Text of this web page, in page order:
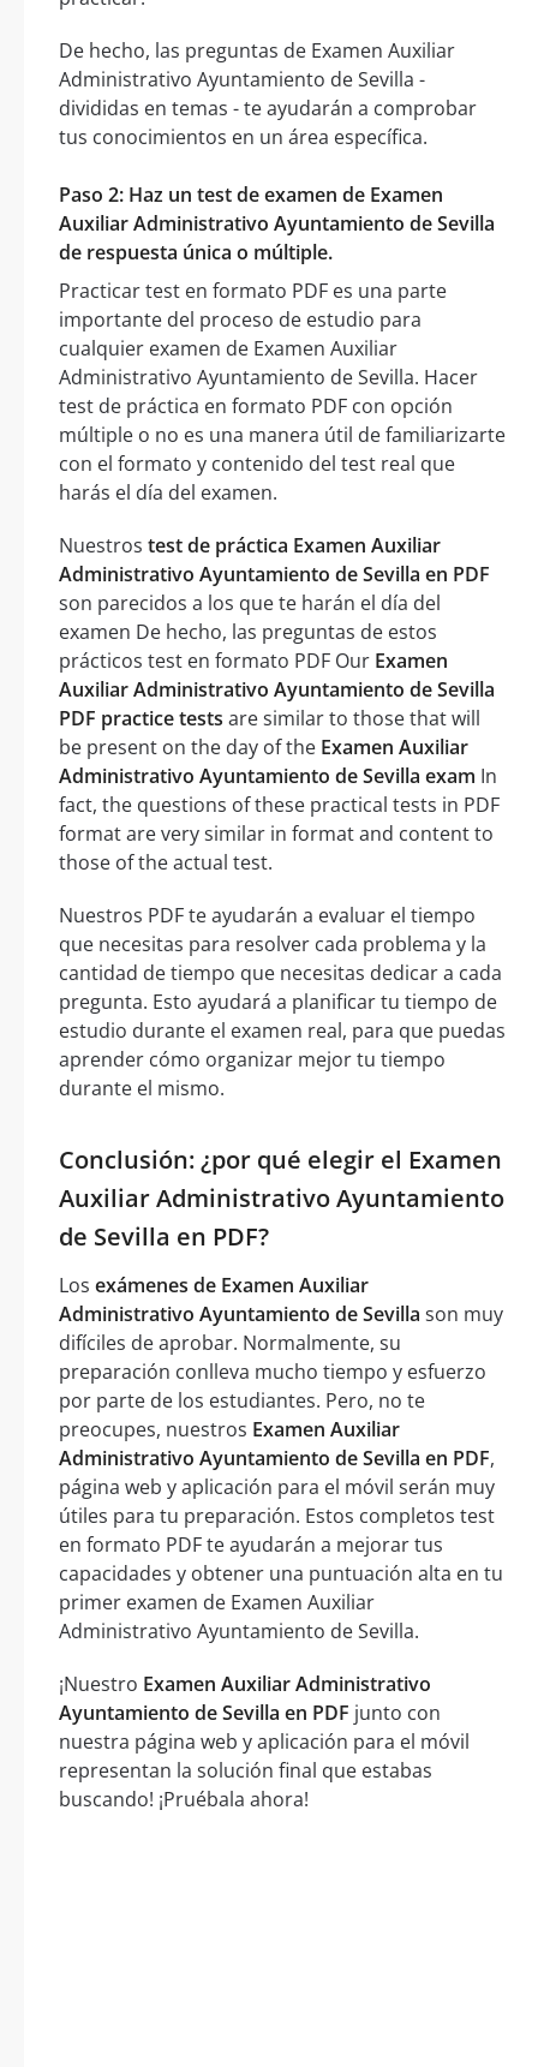
De hecho, las preguntas de Examen Auxiliar
Administrativo Ayuntamiento de Sevilla -
divididas en temas - te ayudarán a comprobar
tus conocimientos en un área específica.
Paso 2: Haz un test de examen de Examen
Auxiliar Administrativo Ayuntamiento de Sevilla
de respuesta única o múltiple.
Practicar test en formato PDF es una parte
importante del proceso de estudio para
cualquier examen de Examen Auxiliar
Administrativo Ayuntamiento de Sevilla. Hacer
test de práctica en formato PDF con opción
múltiple o no es una manera útil de familiarizarte
con el formato y contenido del test real que
harás el día del examen.
Nuestros test de práctica Examen Auxiliar
Administrativo Ayuntamiento de Sevilla en PDF
son parecidos a los que te harán el día del
examen De hecho, las preguntas de estos
prácticos test en formato PDF Our Examen
Auxiliar Administrativo Ayuntamiento de Sevilla
PDF practice tests are similar to those that will
be present on the day of the Examen Auxiliar
Administrativo Ayuntamiento de Sevilla exam In
fact, the questions of these practical tests in PDF
format are very similar in format and content to
those of the actual test.
Nuestros PDF te ayudarán a evaluar el tiempo
que necesitas para resolver cada problema y la
cantidad de tiempo que necesitas dedicar a cada
pregunta. Esto ayudará a planificar tu tiempo de
estudio durante el examen real, para que puedas
aprender cómo organizar mejor tu tiempo
durante el mismo.
Conclusión: ¿por qué elegir el Examen
Auxiliar Administrativo Ayuntamiento
de Sevilla en PDF?
Los exámenes de Examen Auxiliar
Administrativo Ayuntamiento de Sevilla son muy
difíciles de aprobar. Normalmente, su
preparación conlleva mucho tiempo y esfuerzo
por parte de los estudiantes. Pero, no te
preocupes, nuestros Examen Auxiliar
Administrativo Ayuntamiento de Sevilla en PDF,
página web y aplicación para el móvil serán muy
útiles para tu preparación. Estos completos test
en formato PDF te ayudarán a mejorar tus
capacidades y obtener una puntuación alta en tu
primer examen de Examen Auxiliar
Administrativo Ayuntamiento de Sevilla.
¡Nuestro Examen Auxiliar Administrativo
Ayuntamiento de Sevilla en PDF junto con
nuestra página web y aplicación para el móvil
representan la solución final que estabas
buscando! ¡Pruébala ahora!